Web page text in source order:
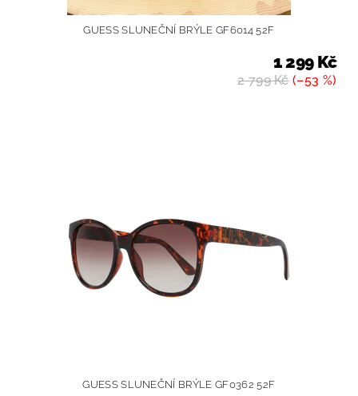
GUESS SLUNEČNÍ BRÝLE GF6014 52F
2 799 Kč(–53 %)
1 299 Kč
GUESS SLUNEČNÍ BRÝLE GF0362 52F